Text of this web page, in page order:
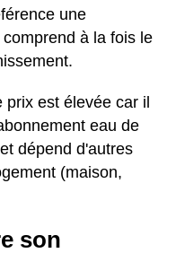
une
à la fois le
est élevée car il
eau de
dépend d'autres
(maison,
son